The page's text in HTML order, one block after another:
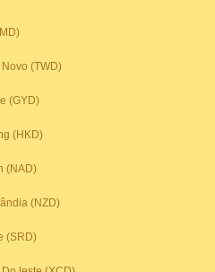
(TWD)
(GYD)
(HKD)
(NAD)
(NZD)
(SRD)